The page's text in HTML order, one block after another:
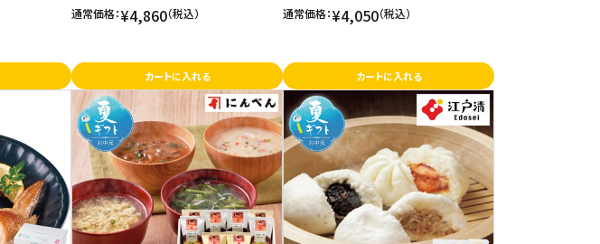
通常価格：¥4,860（税込）
カートに入れる
通常価格：¥4,050（税込）
カートに入れる